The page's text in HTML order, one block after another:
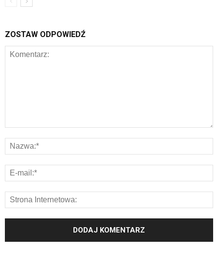
ZOSTAW ODPOWIEDŹ